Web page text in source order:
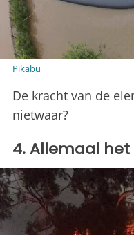
Pikabu
De kracht van de
nietwaar?
4. Allemaal